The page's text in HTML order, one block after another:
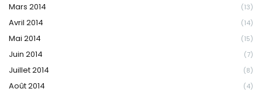
Mars 2014 (13)
Avril 2014 (14)
Mai 2014 (15)
Juin 2014 (7)
Juillet 2014 (8)
Août 2014 (4)